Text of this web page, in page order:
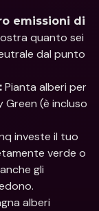
emissioni di
quanto sei
dal punto
Pianta alberi per
Green (è incluso
investe il tuo
verde o
gli
alberi